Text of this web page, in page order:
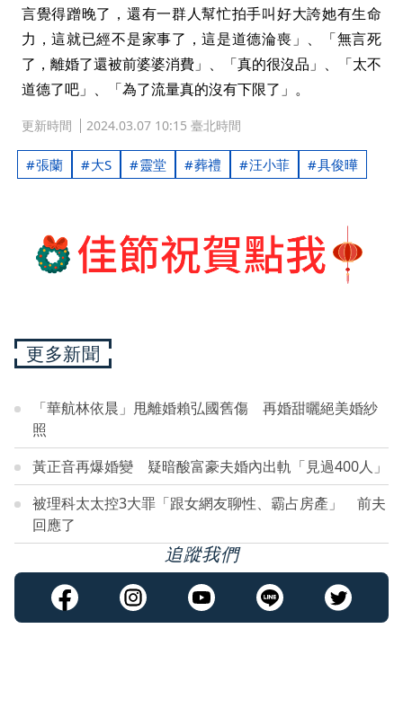
言覺得蹭晚了，還有一群人幫忙拍手叫好大誇她有生命
力，這就已經不是家事了，這是道德淪喪」、「無言死
了，離婚了還被前婆婆消費」、「真的很沒品」、「太不
道德了吧」、「為了流量真的沒有下限了」。
更新時間 2024.03.07 10:15 臺北時間
張蘭 大S 靈堂 葬禮 汪小菲 具俊曄
更多新聞
「華航林依晨」甩離婚賴弘國舊傷 再婚甜曬絕美婚紗
照
黃正音再爆婚變 疑暗酸富豪夫婚內出軌「見過400人」
被理科太太控3大罪「跟女網友聊性、霸占房產」 前夫
回應了
追蹤我們